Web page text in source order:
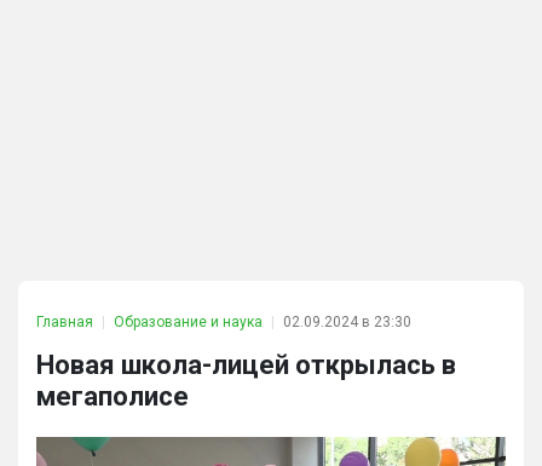
Главная Образование и наука 02.09.2024 в 23:30
Новая школа-лицей открылась в
мегаполисе